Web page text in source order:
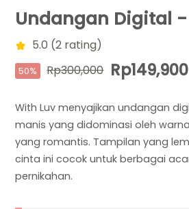
Undangan Digital
5.0 (2 rating)
50% Rp300,000 Rp149,900
With Luv menyajikan undangan
manis yang didominasi oleh
yang romantis. Tampilan yang
cinta ini cocok untuk berbagai
pernikahan.